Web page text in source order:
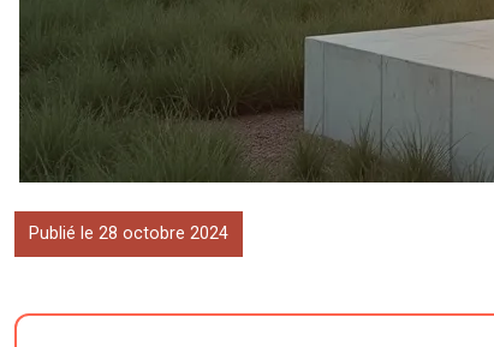
Publié le 28 octobre 2024